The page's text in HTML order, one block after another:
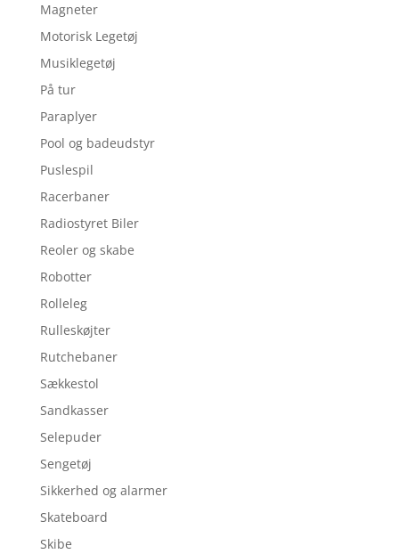
Magneter
Motorisk Legetøj
Musiklegetøj
På tur
Paraplyer
Pool og badeudstyr
Puslespil
Racerbaner
Radiostyret Biler
Reoler og skabe
Robotter
Rolleleg
Rulleskøjter
Rutchebaner
Sækkestol
Sandkasser
Selepuder
Sengetøj
Sikkerhed og alarmer
Skateboard
Skibe